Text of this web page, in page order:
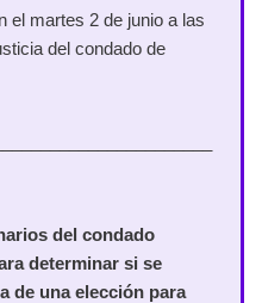
el martes 2 de junio a las
del condado de
del condado
determinar si se
de una elección para